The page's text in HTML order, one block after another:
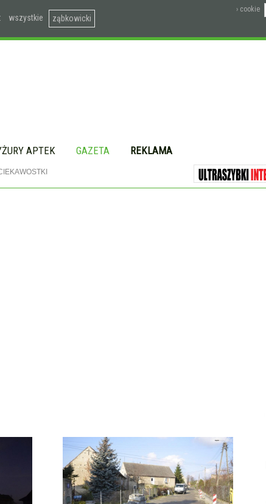
wszystkie ząbkowicki
› cookie
APTEK GAZETA REKLAMA